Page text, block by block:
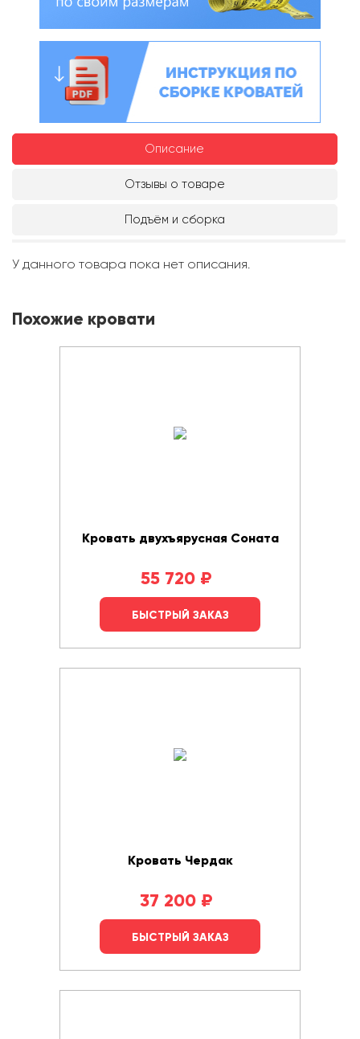
Описание
Отзывы о товаре
Подъём и сборка
У данного товара пока нет описания.
Похожие кровати
Кровать двухъярусная Соната
55 720 ₽
БЫСТРЫЙ ЗАКАЗ
Кровать Чердак
37 200 ₽
БЫСТРЫЙ ЗАКАЗ